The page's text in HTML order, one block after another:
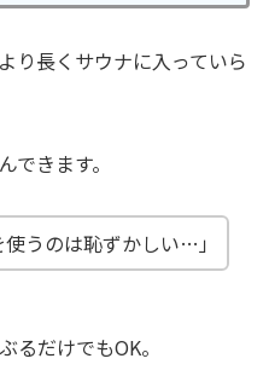
り長くサウナに入っていら
できます。
使うのは恥ずかしい…」
るだけでもOK。